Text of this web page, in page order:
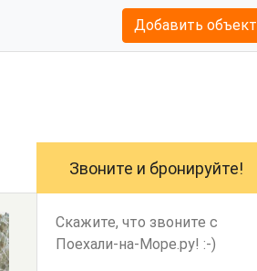
Добавить объект
Звоните и бронируйте!
Скажите, что звоните с
Поехали-на-Море.ру! :-)